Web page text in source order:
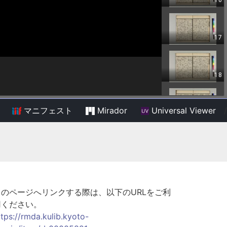
マニフェスト Mirador Universal Viewer
ページへリンクする際は、以下のURLをご利
ださい。
rmda.kulib.kyoto-